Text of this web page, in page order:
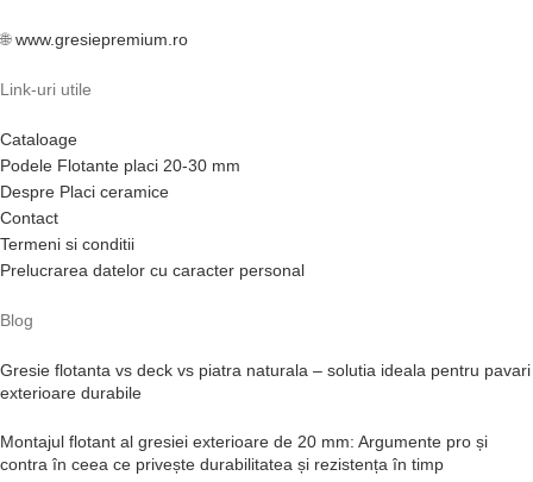
🌐www.gresiepremium.ro
Link-uri utile
Cataloage
Podele Flotante placi 20-30 mm
Despre Placi ceramice
Contact
Termeni si conditii
Prelucrarea datelor cu caracter personal
Blog
Gresie flotanta vs deck vs piatra naturala – solutia ideala pentru pavari
exterioare durabile
Montajul flotant al gresiei exterioare de 20 mm: Argumente pro și
contra în ceea ce privește durabilitatea și rezistența în timp